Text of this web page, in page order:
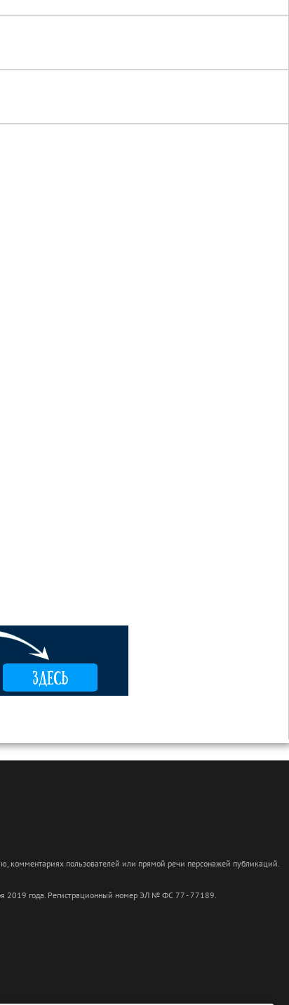
комментариях пользователей или прямой речи персонажей публикаций.
2019 года. Регистрационный номер ЭЛ № ФС 77 - 77189.